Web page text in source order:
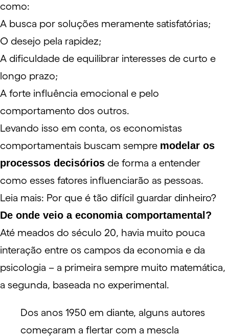
como:
A busca por soluções meramente satisfatórias;
O desejo pela rapidez;
A dificuldade de equilibrar interesses de curto e
longo prazo;
A forte influência emocional e pelo
comportamento dos outros.
Levando isso em conta, os economistas
comportamentais buscam sempre modelar os
processos decisórios de forma a entender
como esses fatores influenciarão as pessoas.
Leia mais: Por que é tão difícil guardar dinheiro?
De onde veio a economia comportamental?
Até meados do século 20, havia muito pouca
interação entre os campos da economia e da
psicologia – a primeira sempre muito matemática,
a segunda, baseada no experimental.
Dos anos 1950 em diante, alguns autores
começaram a flertar com a mescla